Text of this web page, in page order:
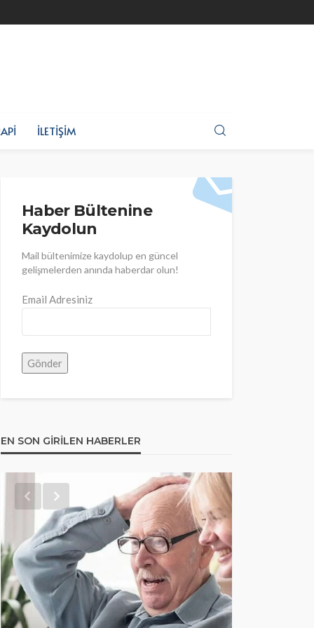
İLETIŞIM
Haber Bültenine
Kaydolun
Mail bültenimize kaydolup en güncel
gelişmelerden anında haberdar olun!
Email Adresiniz
EN SON GIRILEN HABERLER